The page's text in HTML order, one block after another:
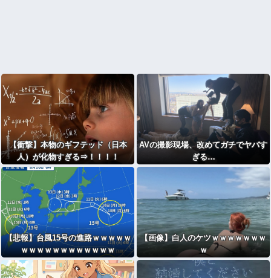
【衝撃】本物のギフテッド（日本
人）が化物すぎる⇒！！！！
AVの撮影現場、改めてガチでヤバす
ぎる…
【悲報】台風15号の進路ｗｗｗｗｗ
ｗｗｗｗｗｗｗｗｗｗｗｗ
【画像】白人のケツｗｗｗｗｗｗｗ
ｗ